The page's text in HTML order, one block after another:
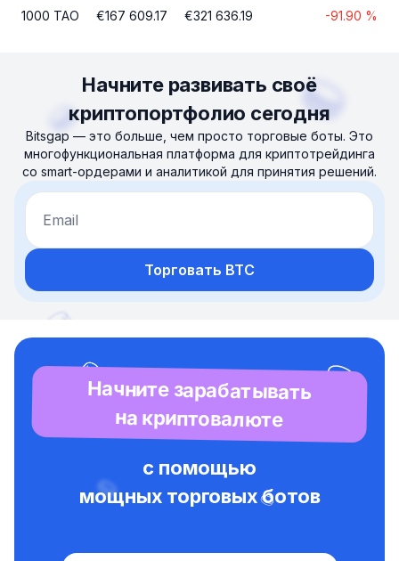
1000 TAO €167 609.17 €321 636.19 -91.90 %
Начните развивать своё
криптопортфолио сегодня
Bitsgap — это больше, чем просто торговые боты. Это
многофункциональная платформа для криптотрейдинга
со smart-ордерами и аналитикой для принятия решений.
Email
Торговать BTC
Начните зарабатывать
на криптовалюте
с помощью
мощных торговых ботов